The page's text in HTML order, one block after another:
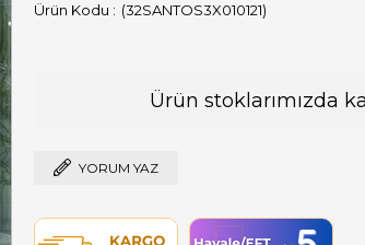
(32SANTOS3X010121)
Ürün stoklarımızda
YORUM YAZ